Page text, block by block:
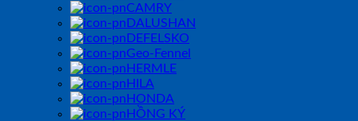
CAMRY
DALUSHAN
DEFELSKO
Geo-Fennel
HERMLE
HILA
HONDA
HỒNG KÝ